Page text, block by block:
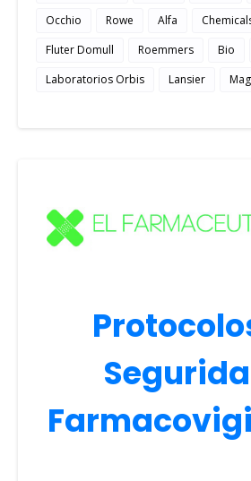
Occhio
Rowe Alfa
Fluter Domull
Roemmers Bio
Laboratorios Orbis
Lansier